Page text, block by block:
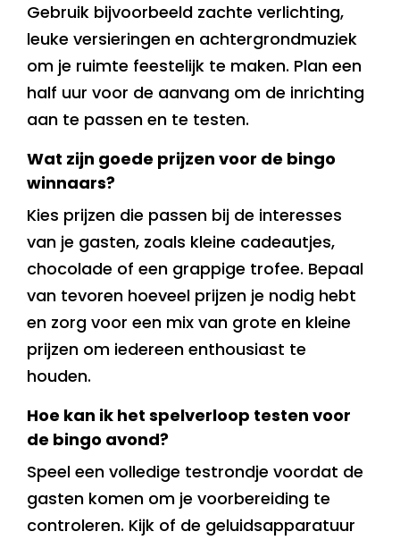
Gebruik bijvoorbeeld zachte verlichting,
leuke versieringen en achtergrondmuziek
om je ruimte feestelijk te maken. Plan een
half uur voor de aanvang om de inrichting
aan te passen en te testen.
Wat zijn goede prijzen voor de bingo
winnaars?
Kies prijzen die passen bij de interesses
van je gasten, zoals kleine cadeautjes,
chocolade of een grappige trofee. Bepaal
van tevoren hoeveel prijzen je nodig hebt
en zorg voor een mix van grote en kleine
prijzen om iedereen enthousiast te
houden.
Hoe kan ik het spelverloop testen voor
de bingo avond?
Speel een volledige testrondje voordat de
gasten komen om je voorbereiding te
controleren. Kijk of de geluidsapparatuur